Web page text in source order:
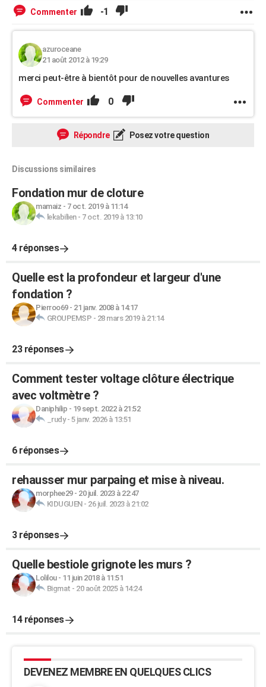
Commenter -1
azuroceane
21 août 2012 à 19:29
merci peut-être à bientôt pour de nouvelles avantures
Commenter 0
Répondre Posez votre question
Discussions similaires
Fondation mur de cloture
mamaiz - 7 oct. 2019 à 11:14
lekabilien- 7 oct. 2019 à 13:10
4 réponses
Quelle est la profondeur et largeur d'une
fondation ?
Pierroo69- 21 janv. 2008 à 14:17
GROUPEMSP - 28 mars 2019 à 21:14
23 réponses
Comment tester voltage clôture électrique
avec voltmètre ?
Daniphilip - 19 sept. 2022 à 21:52
_rudy- 5 janv. 2026 à 13:51
6 réponses
rehausser mur parpaing et mise à niveau.
morphee29- 20 juil. 2023 à 22:47
KIDUGUEN- 26 juil. 2023 à 21:02
3 réponses
Quelle bestiole grignote les murs ?
Lolilou- 11 juin 2018 à 11:51
Bigmat - 20 août 2025 à 14:24
14 réponses
DEVENEZ MEMBRE EN QUELQUES CLICS